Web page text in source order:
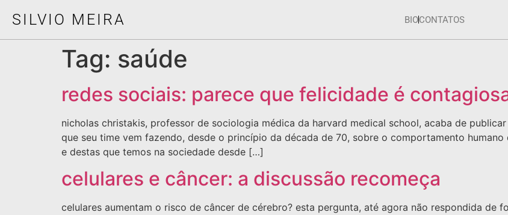
SILVIO MEIRA BIOCONTATOS
Tag: saúde
redes sociais: parece que felicidade é
nicholas christakis, professor de sociologia médica da harvard medical school, acaba de
que seu time vem fazendo, desde o princípio da década de 70, sobre o comportamento humano
e destas que temos na sociedade desde […]
celulares e câncer: a discussão recomeça
celulares aumentam o risco de câncer de cérebro? esta pergunta, até agora não respondida de